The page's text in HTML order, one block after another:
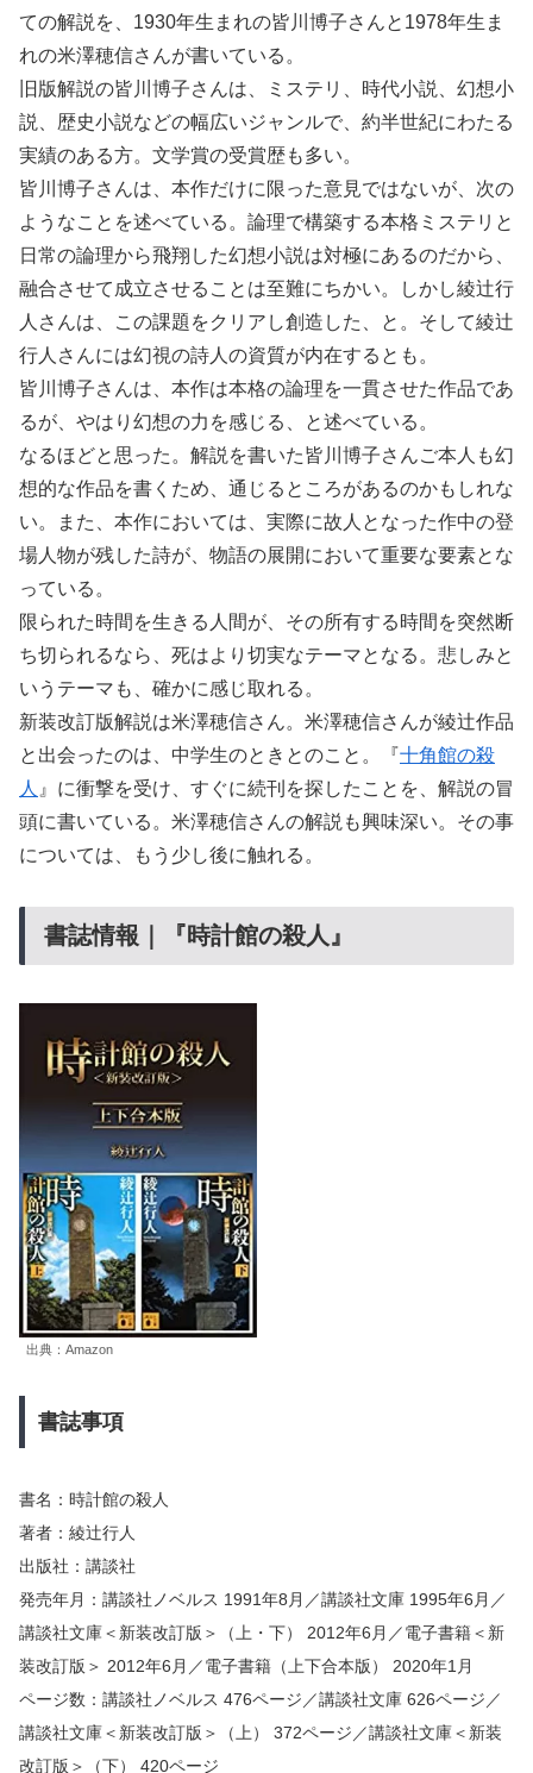
ての解説を、1930年生まれの皆川博子さんと1978年生ま
れの米澤穂信さんが書いている。
旧版解説の皆川博子さんは、ミステリ、時代小説、幻想小
説、歴史小説などの幅広いジャンルで、約半世紀にわたる
実績のある方。文学賞の受賞歴も多い。
皆川博子さんは、本作だけに限った意見ではないが、次の
ようなことを述べている。論理で構築する本格ミステリと
日常の論理から飛翔した幻想小説は対極にあるのだから、
融合させて成立させることは至難にちかい。しかし綾辻行
人さんは、この課題をクリアし創造した、と。そして綾辻
行人さんには幻視の詩人の資質が内在するとも。
皆川博子さんは、本作は本格の論理を一貫させた作品であ
るが、やはり幻想の力を感じる、と述べている。
なるほどと思った。解説を書いた皆川博子さんご本人も幻
想的な作品を書くため、通じるところがあるのかもしれな
い。また、本作においては、実際に故人となった作中の登
場人物が残した詩が、物語の展開において重要な要素とな
っている。
限られた時間を生きる人間が、その所有する時間を突然断
ち切られるなら、死はより切実なテーマとなる。悲しみと
いうテーマも、確かに感じ取れる。
新装改訂版解説は米澤穂信さん。米澤穂信さんが綾辻作品
と出会ったのは、中学生のときとのこと。『十角館の殺
人 』に衝撃を受け、すぐに続刊を探したことを、解説の冒
頭に書いている。米澤穂信さんの解説も興味深い。その事
については、もう少し後に触れる。
書誌情報｜『時計館の殺人』
出典：Amazon
書誌事項
書名：時計館の殺人
著者：綾辻行人
出版社：講談社
発売年月：講談社ノベルス 1991年8月／講談社文庫 1995年6月／
講談社文庫＜新装改訂版＞（上・下） 2012年6月／電子書籍＜新
装改訂版＞ 2012年6月／電子書籍（上下合本版） 2020年1月
ページ数：講談社ノベルス 476ページ／講談社文庫 626ページ／
講談社文庫＜新装改訂版＞（上） 372ページ／講談社文庫＜新装
改訂版＞（下） 420ページ